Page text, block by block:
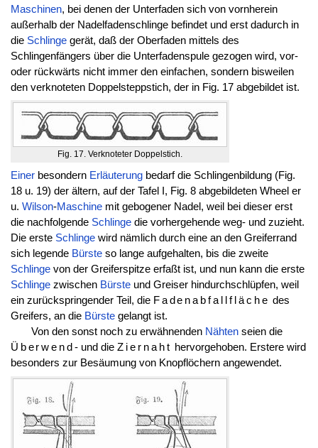
Maschinen, bei denen der Unterfaden sich von vornherein
außerhalb der Nadelfadenschlinge befindet und erst dadurch in
die Schlingegerät, daß der Oberfaden mittels des
Schlingenfängers über die Unterfadenspule gezogen wird, vor-
oder rückwärts nicht immer den einfachen, sondern bisweilen
den verknoteten Doppelsteppstich, der in Fig. 17 abgebildet ist.
Fig. 17. Verknoteter Doppelstich.
Einerbesondern Erläuterungbedarf die Schlingenbildung (Fig.
18 u. 19) der ältern, auf der Tafel I, Fig. 8 abgebildeten Wheel er
u. Wilson-Maschinemit gebogener Nadel, weil bei dieser erst
die nachfolgende Schlingedie vorhergehende weg- und zuzieht.
Die erste Schlingewird nämlich durch eine an den Greiferrand
sich legende Bürsteso lange aufgehalten, bis die zweite
Schlingevon der Greiferspitze erfaßt ist, und nun kann die erste
Schlingezwischen Bürsteund Greiser hindurchschlüpfen, weil
ein zurückspringender Teil, die Fadenabfallfläche des
Greifers, an die Bürstegelangt ist.
Von den sonst noch zu erwähnenden Nähtenseien die
Überwend- und dieZiernaht hervorgehoben. Erstere wird
besonders zur Besäumung von Knopflöchern angewendet.